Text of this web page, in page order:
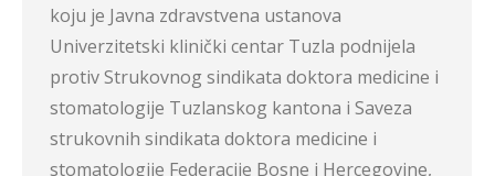
koju je Javna zdravstvena ustanova
Univerzitetski klinički centar Tuzla podnijela
protiv Strukovnog sindikata doktora medicine i
stomatologije Tuzlanskog kantona i Saveza
strukovnih sindikata doktora medicine i
stomatologije Federacije Bosne i Hercegovine,